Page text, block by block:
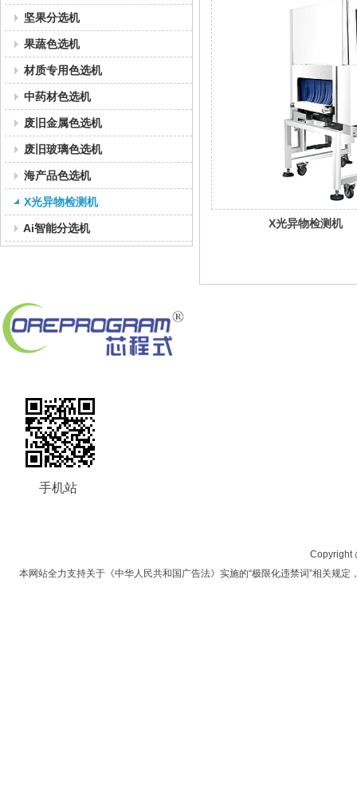
坚果分选机
果蔬色选机
材质专用色选机
中药材色选机
废旧金属色选机
废旧玻璃色选机
海产品色选机
X光异物检测机
Ai智能分选机 X光异物检测机
手机站
Copyright
本网站全力支持关于《中华人民共和国广告法》实施的“极限化违禁词”相关规定